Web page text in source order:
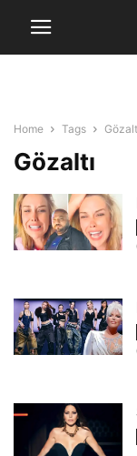
Home Tags
Gözaltı